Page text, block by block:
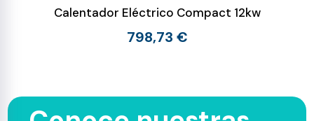
Calentador Eléctrico Compact 12kw
798,73 €